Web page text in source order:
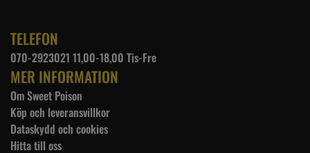
TELEFON
070-2923021 11,00-18,00 Tis-Fre
MER INFORMATION
Om Sweet Poison
Köp och leveransvillkor
Dataskydd och cookies
Hitta till oss